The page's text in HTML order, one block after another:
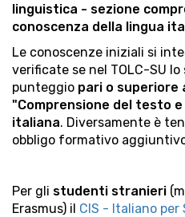
linguistica - sezione
conoscenza della lingua
Le conoscenze iniziali si
verificate se nel TOLC-SU
punteggio pari o superiore
"Comprensione del testo
italiana. Diversamente è
obbligo formativo
Per gli studenti stranieri
Erasmus) il CIS - Italiano per